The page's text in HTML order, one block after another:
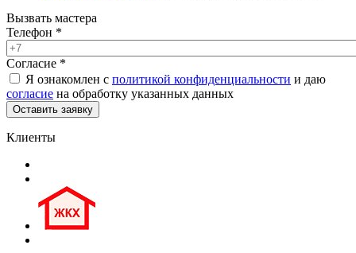
Вызвать мастера
Телефон *
Согласие *
Я ознакомлен с политикой конфиденциальности и даю
согласие на обработку указанных данных
Клиенты